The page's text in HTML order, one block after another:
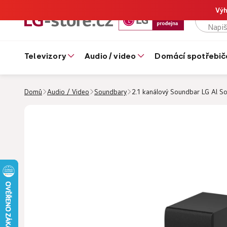
televizory audio / video domácí
Domů Audio / Video Soundbary 2.1 kanálový Soundbar LG Al